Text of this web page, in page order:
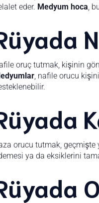
eder. Medyum hoca ,
oruç tutmak, kişinin
, nafile orucu
orucu tutmak, geçmişte
ya da eksiklerini